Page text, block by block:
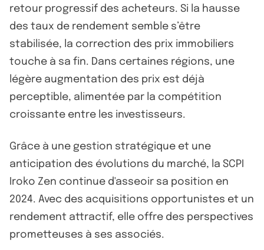
retour progressif des acheteurs. Si la hausse
des taux de rendement semble s’être
stabilisée, la correction des prix immobiliers
touche à sa fin. Dans certaines régions, une
légère augmentation des prix est déjà
perceptible, alimentée par la compétition
croissante entre les investisseurs.
Grâce à une gestion stratégique et une
anticipation des évolutions du marché, la SCPI
Iroko Zen continue d'asseoir sa position en
2024. Avec des acquisitions opportunistes et un
rendement attractif, elle offre des perspectives
prometteuses à ses associés.